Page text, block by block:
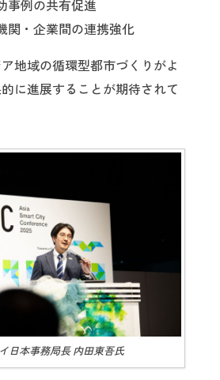
事例の共有促進
関・企業間の連携強化
地域の循環型都市づくりがよ
に進展することが期待されて
日本事務局長 内田東吾氏